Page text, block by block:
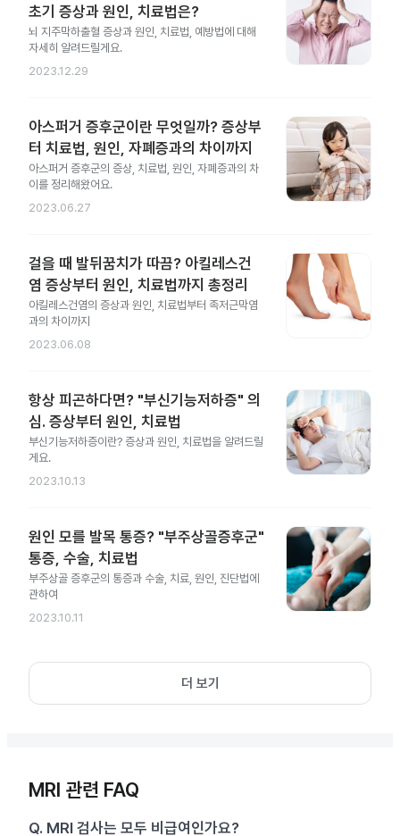
초기 증상과 원인, 치료법은?
뇌 지주막하출혈 증상과 원인, 치료법, 예방법에 대해
자세히 알려드릴게요.
2023.12.29
아스퍼거 증후군이란 무엇일까? 증상부
터 치료법, 원인, 자폐증과의 차이까지
아스퍼거 증후군의 증상, 치료법, 원인, 자폐증과의 차
이를 정리해왔어요.
2023.06.27
걸을 때 발뒤꿈치가 따끔? 아킬레스건
염 증상부터 원인, 치료법까지 총정리
아킬레스건염의 증상과 원인, 치료법부터 족저근막염
과의 차이까지
2023.06.08
항상 피곤하다면? "부신기능저하증" 의
심. 증상부터 원인, 치료법
부신기능저하증이란? 증상과 원인, 치료법을 알려드릴
게요.
2023.10.13
원인 모를 발목 통증? "부주상골증후군"
통증, 수술, 치료법
부주상골 증후군의 통증과 수술, 치료, 원인, 진단법에
관하여
2023.10.11
더 보기
MRI 관련 FAQ
Q. MRI 검사는 모두 비급여인가요?